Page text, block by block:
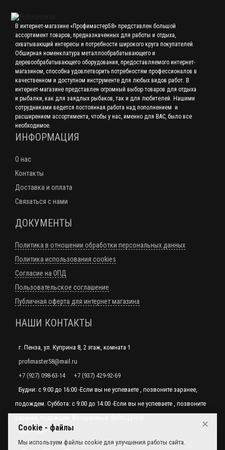
В интернет-магазине «Профимастер58» представлен большой
ассортимент товаров, предназначенных для работы и отдыха,
охватывающий интересы и потребности широкого круга покупателей.
Обширная номенклатура металлообрабатывающего и
деревообрабатывающего оборудования, предоставляемого интернет-
магазином, способна удовлетворить потребностям профессионалов в
качественном и доступном инструменте для любых видов работ. В
интернет-магазине представлен огромный выбор товаров для отдыха
и рыбалки, как для заядлых рыбаков, так и для любителей. Нашими
сотрудниками ведется постоянная работа над пополнением и
расширением ассортимента, чтобы у нас, именно для ВАС, было все
необходимое.
ИНФОРМАЦИЯ
О нас
Контакты
Доставка и оплата
Связаться с нами
ДОКУМЕНТЫ
Политика в отношении обработки персональных данных
Политика использования cookies
Согласие на ОПД
Пользовательское соглашение
Публичная оферта для интернет магазина
НАШИ КОНТАКТЫ
г. Пенза, ул. Куприна 8, 2 этаж, комната 1
profimaster58@mail.ru
+7 (927) 098-63-14
+7 (937) 429-92-69
Будни: с 9:00 до 16:00 -Если вы не успеваете , позвоните заранее,
подождем. Суббота: с 9:00 до 14:00 -Если вы не успеваете , позвоните
alex173431
✕
Cookie - файлы
Мы используем файлы cookie для улучшения работы сайта.